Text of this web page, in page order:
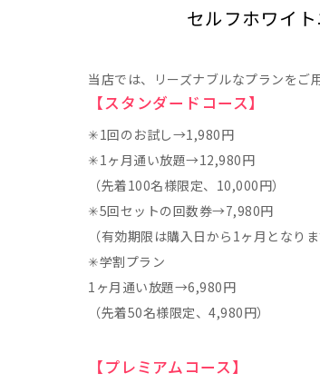
セルフホワイ
当店では、リーズナブルなプランをご
【スタンダードコース】
✳︎1回のお試し→1,980円
✳︎1ヶ月通い放題→12,980円
（先着100名様限定、10,000円）
✳︎5回セットの回数券→7,980円
（有効期限は購入日から1ヶ月となりま
✳︎学割プラン
1ヶ月通い放題→6,980円
（先着50名様限定、4,980円）
【プレミアムコース】